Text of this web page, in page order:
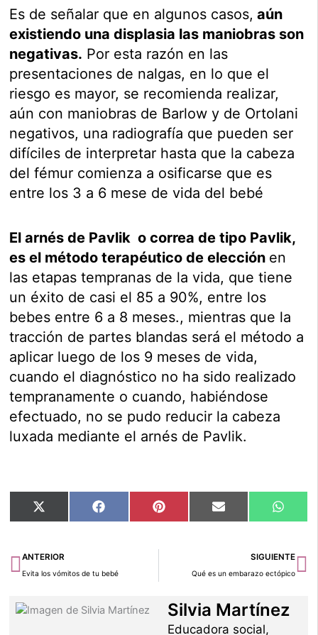
Es de señalar que en algunos casos, aún
existiendo una displasia las maniobras son
negativas. Por esta razón en las
presentaciones de nalgas, en lo que el
riesgo es mayor, se recomienda realizar,
aún con maniobras de Barlow y de Ortolani
negativos, una radiografía que pueden ser
difíciles de interpretar hasta que la cabeza
del fémur comienza a osificarse que es
entre los 3 a 6 mese de vida del bebé
El arnés de Pavlik o correa de tipo Pavlik,
es el método terapéutico de elección en
las etapas tempranas de la vida, que tiene
un éxito de casi el 85 a 90%, entre los
bebes entre 6 a 8 meses., mientras que la
tracción de partes blandas será el método a
aplicar luego de los 9 meses de vida,
cuando el diagnóstico no ha sido realizado
tempranamente o cuando, habiéndose
efectuado, no se pudo reducir la cabeza
luxada mediante el arnés de Pavlik.
Compartir
en
X
(Twitter)
Compartir
en
Facebook Compartir
en
Pinterest Compartir
en
Email
en
Ant
ANTERIOR
Evita los vómitos de tu bebé
SIGUIENTE
Qué es un embarazo ectópico
Silvia Martínez
Educadora social,